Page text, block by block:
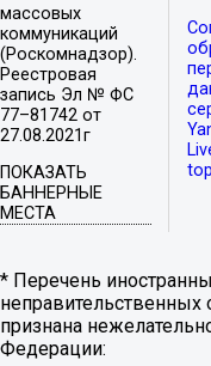
массовых
коммуникаций
(Роскомнадзор).
Реестровая
запись Эл № ФС
77–81742 от
27.08.2021г
ПОКАЗАТЬ
БАННЕРНЫЕ
МЕСТА
* Перечень
неправительственных
признана
Федерации: